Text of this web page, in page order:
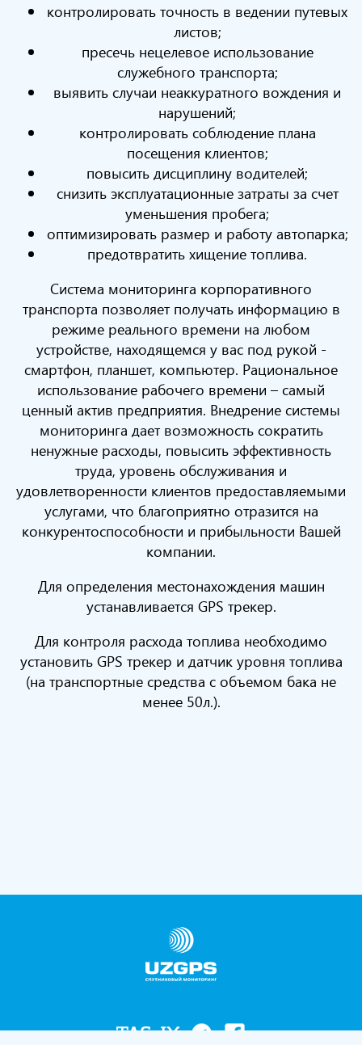
контролировать точность в ведении путевых
листов;
пресечь нецелевое использование
служебного транспорта;
выявить случаи неаккуратного вождения и
нарушений;
контролировать соблюдение плана
посещения клиентов;
повысить дисциплину водителей;
снизить эксплуатационные затраты за счет
уменьшения пробега;
оптимизировать размер и работу автопарка;
предотвратить хищение топлива.
Система мониторинга корпоративного
транспорта позволяет получать информацию в
режиме реального времени на любом
устройстве, находящемся у вас под рукой -
смартфон, планшет, компьютер. Рациональное
использование рабочего времени – самый
ценный актив предприятия. Внедрение системы
мониторинга дает возможность сократить
ненужные расходы, повысить эффективность
труда, уровень обслуживания и
удовлетворенности клиентов предоставляемыми
услугами, что благоприятно отразится на
конкурентоспособности и прибыльности Вашей
компании.
Для определения местонахождения машин
устанавливается GPS трекер.
Для контроля расхода топлива необходимо
установить GPS трекер и датчик уровня топлива
(на транспортные средства с объемом бака не
менее 50л.).